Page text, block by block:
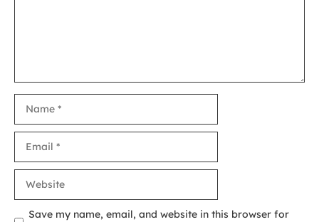
Save my name, email, and website in this browser for